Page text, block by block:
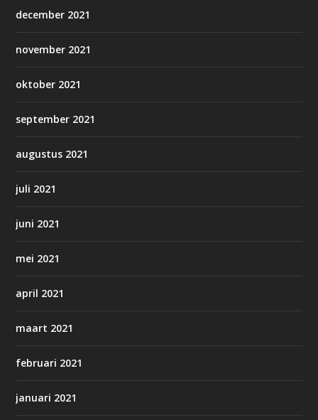
december 2021
november 2021
oktober 2021
september 2021
augustus 2021
juli 2021
juni 2021
mei 2021
april 2021
maart 2021
februari 2021
januari 2021